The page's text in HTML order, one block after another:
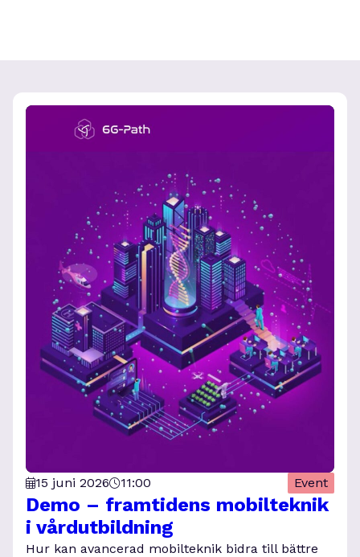
15 juni 2026 11:00 Event
Demo – framtidens mobilteknik
i vårdutbildning
Hur kan avancerad mobilteknik bidra till bättre